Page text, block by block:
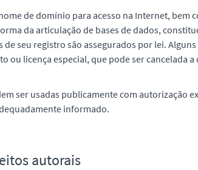
de domínio para acesso na Internet, bem
da articulação de bases de dados,
seu registro são assegurados por lei.
ou licença especial, que pode ser
ser usadas publicamente com autorização
informado.
autorais